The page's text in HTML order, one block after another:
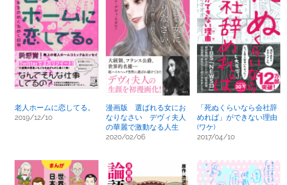
老人ホームに恋してる。
2019/12/10
漫画版 選ばれる女にお
なりなさい デヴィ夫人
の華麗で激動なる人生
2020/02/06
「死ぬくらいなら会社辞
めれば」ができない理由
(ワケ)
2017/04/10